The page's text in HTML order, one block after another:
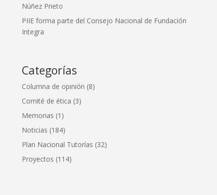
Núñez Prieto
PIIE forma parte del Consejo Nacional de Fundación
Integra
Categorías
Columna de opinión (8)
Comité de ética (3)
Memorias (1)
Noticias (184)
Plan Nacional Tutorías (32)
Proyectos (114)